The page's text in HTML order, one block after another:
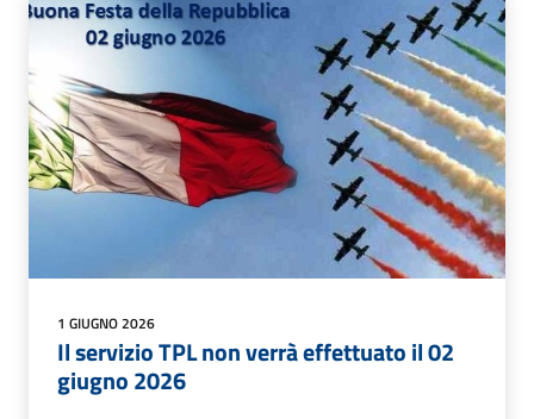
1 GIUGNO 2026
Il servizio TPL non verrà effettuato il 02
giugno 2026